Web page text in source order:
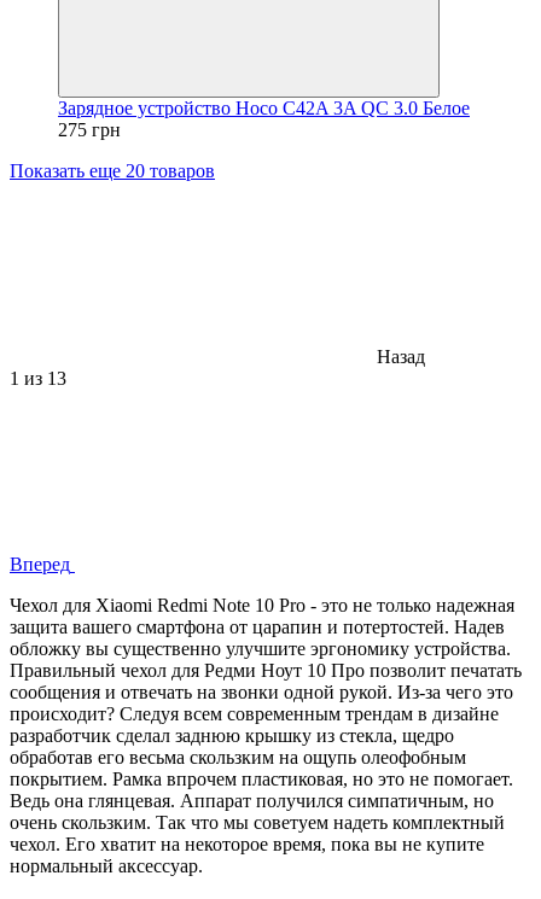
Зарядное устройство Hoco C42A 3A QC 3.0 Белое
275 грн
Показать еще 20 товаров
Назад
1 из 13
Вперед
Чехол для Xiaomi Redmi Note 10 Pro - это не только надежная
защита вашего смартфона от царапин и потертостей. Надев
обложку вы существенно улучшите эргономику устройства.
Правильный чехол для Редми Ноут 10 Про позволит печатать
сообщения и отвечать на звонки одной рукой. Из-за чего это
происходит? Следуя всем современным трендам в дизайне
разработчик сделал заднюю крышку из стекла, щедро
обработав его весьма скользким на ощупь олеофобным
покрытием. Рамка впрочем пластиковая, но это не помогает.
Ведь она глянцевая. Аппарат получился симпатичным, но
очень скользким. Так что мы советуем надеть комплектный
чехол. Его хватит на некоторое время, пока вы не купите
нормальный аксессуар.